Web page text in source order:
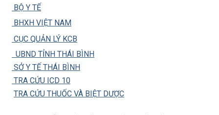
BỘ Y TẾ
BHXH VIỆT NAM
CỤC QUẢN LÝ KCB
UBND TỈNH THÁI BÌNH
SỞ Y TẾ THÁI BÌNH
TRA CỨU ICD 10
TRA CỨU THUỐC VÀ BIỆT DƯỢC